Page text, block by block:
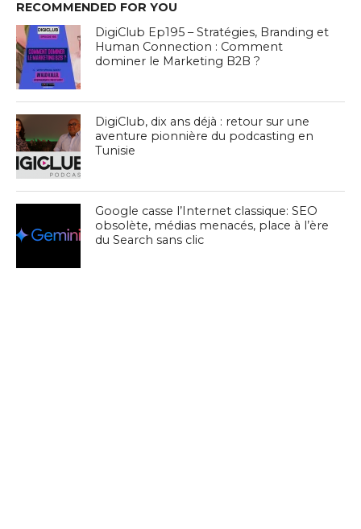
RECOMMENDED FOR YOU
DigiClub Ep195 – Stratégies, Branding et
Human Connection : Comment
dominer le Marketing B2B ?
DigiClub, dix ans déjà : retour sur une
aventure pionnière du podcasting en
Tunisie
Google casse l’Internet classique: SEO
obsolète, médias menacés, place à l’ère
du Search sans clic